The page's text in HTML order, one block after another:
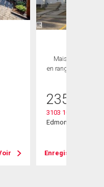
Maison
en rangée
235 000
3103 109 Street
Edmonton, AB
Enregistrer